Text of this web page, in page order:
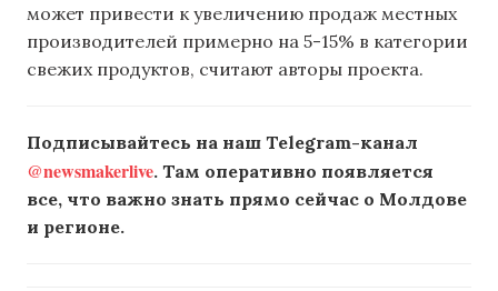
может привести к увеличению продаж местных
производителей примерно на 5-15% в категории
свежих продуктов, считают авторы проекта.
Подписывайтесь на наш Telegram-канал
@newsmakerlive. Там оперативно появляется
все, что важно знать прямо сейчас о Молдове
и регионе.